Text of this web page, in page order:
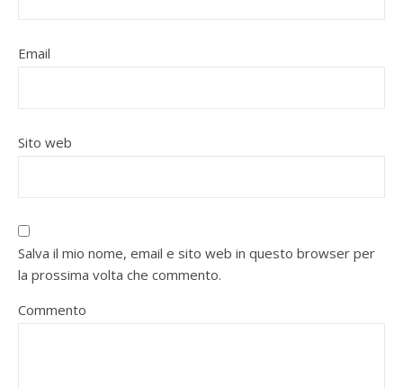
Email
Sito web
Salva il mio nome, email e sito web in questo browser per
la prossima volta che commento.
Commento